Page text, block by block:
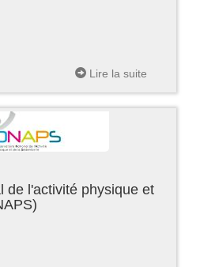
Lire la suite
de l'activité physique et